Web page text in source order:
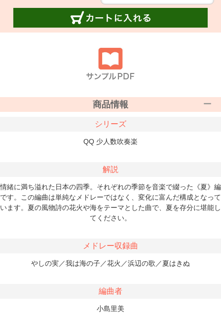
商品情報
シリーズ
QQ 少人数吹奏楽
解説
情緒に満ち溢れた日本の四季。それぞれの季節を音楽で綴った《夏》編
です。この編曲は単純なメドレーではなく、変化に富んだ構成となって
います。夏の風物詩の花火や海をテーマとした曲で、夏を存分に堪能し
てください。
メドレー収録曲
やしの実／我は海の子／花火／浜辺の歌／夏はきぬ
編曲者
小島里美